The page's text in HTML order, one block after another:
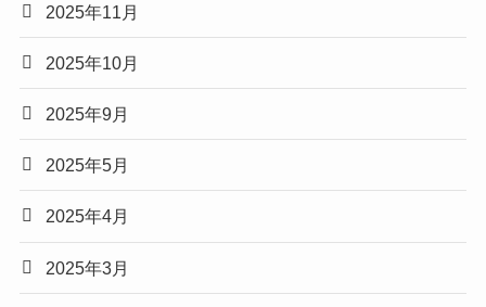
2025年11月
2025年10月
2025年9月
2025年5月
2025年4月
2025年3月